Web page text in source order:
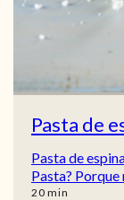
Pasta de
Pasta de
Pasta? Porque
20min
min